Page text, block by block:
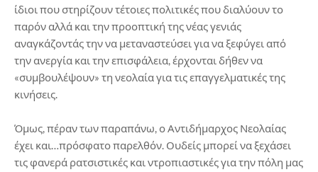
ίδιοι που στηρίζουν τέτοιες πολιτικές που διαλύουν το
παρόν αλλά και την προοπτική της νέας γενιάς
αναγκάζοντάς την να μεταναστεύσει για να ξεφύγει από
την ανεργία και την επισφάλεια, έρχονται δήθεν να
«συμβουλέψουν» τη νεολαία για τις επαγγελματικές της
κινήσεις.
Όμως, πέραν των παραπάνω, ο Αντιδήμαρχος Νεολαίας
έχει και…πρόσφατο παρελθόν. Ουδείς μπορεί να ξεχάσει
τις φανερά ρατσιστικές και ντροπιαστικές για την πόλη μας